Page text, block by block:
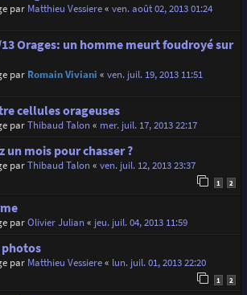
par Matthieu Vessiere« ven. août 02, 2013 01:24
Orages: un homme meurt foudroyé sur
par Romain Viviani « ven. juil. 19, 2013 11:51
cellules orageuses
parThibaud Talon« mer. juil. 17, 2013 22:17
un mois pour chasser ?
parThibaud Talon« ven. juil. 12, 2013 23:37
1 2
parOlivier Julian« jeu. juil. 04, 2013 11:59
photos
par Matthieu Vessiere« lun. juil. 01, 2013 22:20
1 2